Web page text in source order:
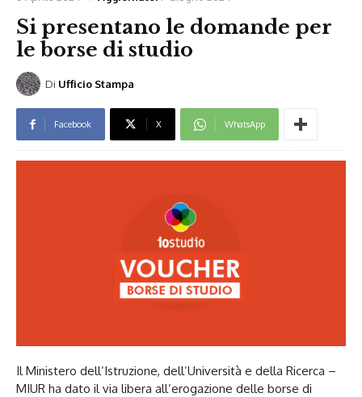
Si presentano le domande per
le borse di studio
Di Ufficio Stampa
Facebook X WhatsApp
Il Ministero dell’Istruzione, dell’Università e della Ricerca –
MIUR ha dato il via libera all’erogazione delle borse di